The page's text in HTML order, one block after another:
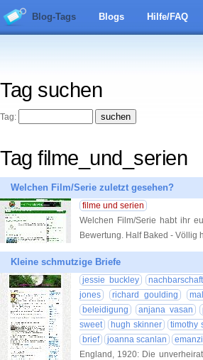
Blog-Tags Blogs Hilfe/FAQ
Tag suchen
Tag:
Tag filme_und_serien
Welchen Film/Serie zuletzt gesehen?
filme und serien
Welchen Film/Serie habt ihr
Bewertung. Half Baked -
Kleine schmutzige Briefe
jessie buckley nachbarschaft
jones
richard goulding
beleidigung
anjana vasan
sweet
hugh skinner timothy
brief
joanna scanlan
England, 1920: Die